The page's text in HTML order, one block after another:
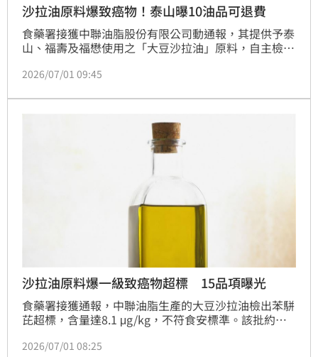
沙拉油原料爆致癌物！泰山曝10油品可退費
食藥署接獲中聯油脂股份有限公司動通報，其提供予泰
山、福壽及福懋使用之「大豆沙拉油」原料，自主檢驗
認業者啟動下架回收機制，並派員查核掌握流向，共計
也透露油品流向。
2026/07/01 09:45
沙拉油原料爆一級致癌物超標 15品項曝光
食藥署接獲通報，中聯油脂生產的大豆沙拉油檢出苯駢
芘超標，含量達8.1 μg/kg，不符食安標準。該批約
前已全面啟動下架回收，共計影響15個品項。食藥署呼
2026/07/01 08:25